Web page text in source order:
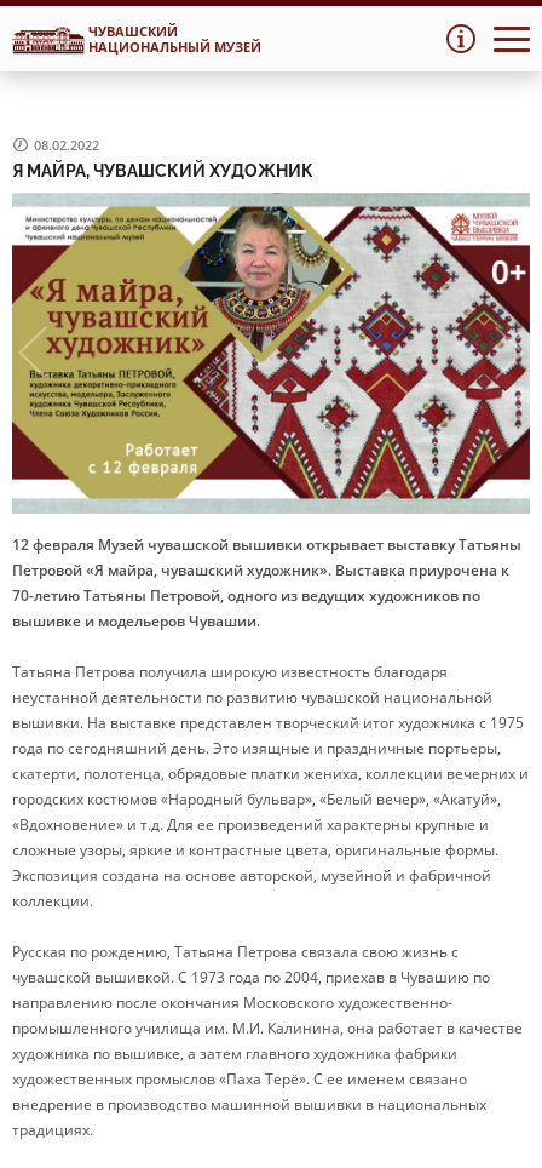
Перейти
к
Перейти
к
ЧУВАШСКИЙ
НАЦИОНАЛЬНЫЙ МУЗЕЙ
08.02.2022
Я МАЙРА, ЧУВАШСКИЙ ХУДОЖНИК
12 февраля Музей чувашской вышивки открывает выставку Татьяны
Петровой «Я майра, чувашский художник». Выставка приурочена к
70-летию Татьяны Петровой, одного из ведущих художников по
вышивке и модельеров Чувашии.
Татьяна Петрова получила широкую известность благодаря
неустанной деятельности по развитию чувашской национальной
вышивки. На выставке представлен творческий итог художника с 1975
года по сегодняшний день. Это изящные и праздничные портьеры,
скатерти, полотенца, обрядовые платки жениха, коллекции вечерних и
городских костюмов «Народный бульвар», «Белый вечер», «Акатуй»,
«Вдохновение» и т.д. Для ее произведений характерны крупные и
сложные узоры, яркие и контрастные цвета, оригинальные формы.
Экспозиция создана на основе авторской, музейной и фабричной
коллекции.
Русская по рождению, Татьяна Петрова связала свою жизнь с
чувашской вышивкой. С 1973 года по 2004, приехав в Чувашию по
направлению после окончания Московского художественно-
промышленного училища им. М.И. Калинина, она работает в качестве
художника по вышивке, а затем главного художника фабрики
художественных промыслов «Паха Терё». С ее именем связано
внедрение в производство машинной вышивки в национальных
традициях.